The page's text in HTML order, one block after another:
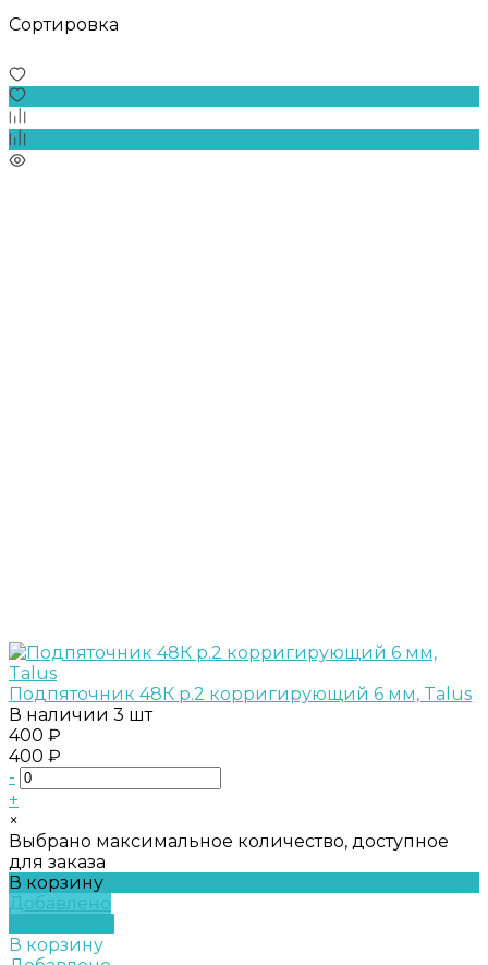
Сортировка
Подпяточник 48К р.2 корригирующий 6 мм, Talus
В наличии 3 шт
400 ₽
400 ₽
-
+
×
Выбрано максимальное количество, доступное
для заказа
В корзину
Добавлено
В корзину